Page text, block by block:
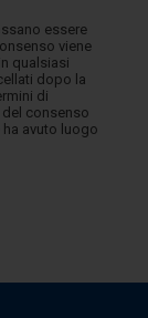
essere
viene
qualsiasi
dopo la
di
consenso
avuto luogo